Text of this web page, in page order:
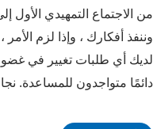
من الاجتماع التمهيدي الأول
وننفذ أفكارك ، وإذا لزم الأمر
لديك أي طلبات تغيير في
دائمًا متواجدون للمساعدة.